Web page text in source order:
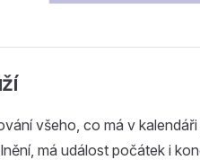
všeho, co má v
má událost počátek i